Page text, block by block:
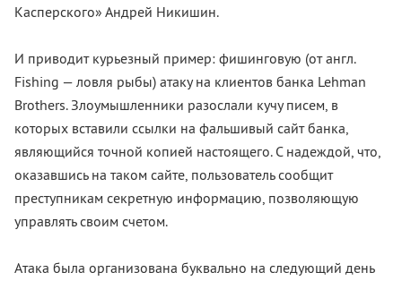
Касперского» Андрей Никишин.
И приводит курьезный пример: фишинговую (от англ.
Fishing — ловля рыбы) атаку на клиентов банка Lehman
Brothers. Злоумышленники разослали кучу писем, в
которых вставили ссылки на фальшивый сайт банка,
являющийся точной копией настоящего. С надеждой, что,
оказавшись на таком сайте, пользователь сообщит
преступникам секретную информацию, позволяющую
управлять своим счетом.
Атака была организована буквально на следующий день